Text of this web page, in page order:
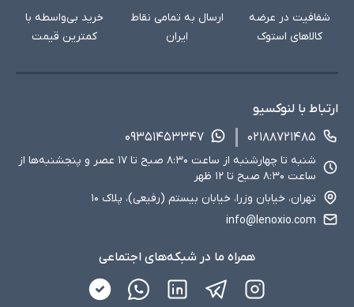
شفافیت در عرضه
کالاهای استوک
ارسال به تمامی نقاط
ایران
خرید بی‌واسطه با
کمترین قیمت
ارتباط با لنوکسیو
۰۲۱۸۸۷۲۱۴۸۵
۰۹۳۵۱۴۵۳۳۴۷
شنبه تا چهارشنبه از ساعت ۸:۳۰ صبح تا ۱۷ عصر و پنجشنبه‌ها از
ساعت ۸:۳۰ صبح تا ۱۲ ظهر
تهران، خیابان وزرا، خیابان بیستم (رفیعی)، پلاک ۱۰
info@lenoxio.com
همراه ما در شبکه‌های اجتماعی